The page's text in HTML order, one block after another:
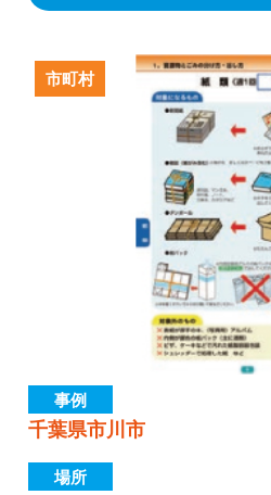
市町村
事例
千葉県市川市
場所